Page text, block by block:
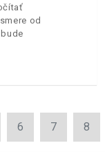
od
6 7 8